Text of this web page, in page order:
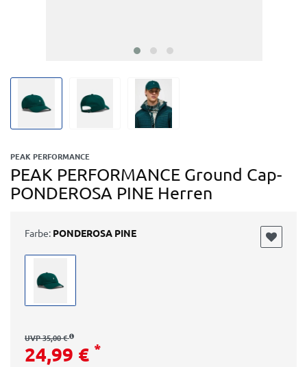
PEAK PERFORMANCE
PEAK PERFORMANCE Ground Cap-
PONDEROSA PINE Herren
Farbe: PONDEROSA PINE
UVP 35,00 €
24,99 € *